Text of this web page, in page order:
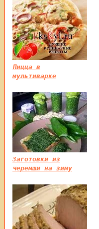
Пицца в
мультиварке
Заготовки из
черемши на зиму